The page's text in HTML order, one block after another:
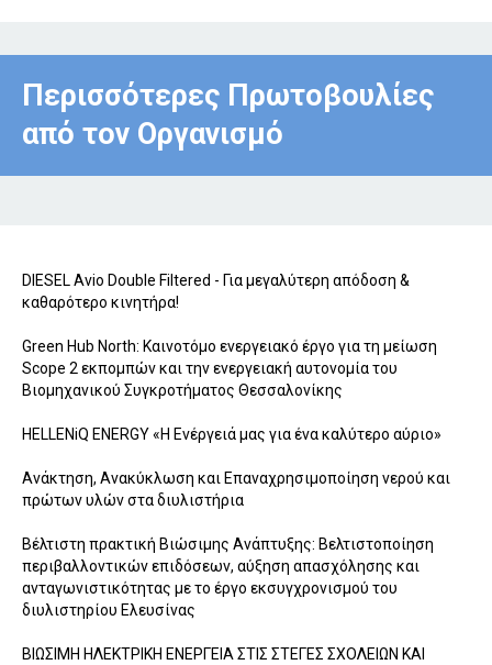
Περισσότερες Πρωτοβουλίες
από τον Οργανισμό
DIESEL Avio Double Filtered - Για μεγαλύτερη απόδοση &
καθαρότερο κινητήρα!
Green Hub North: Καινοτόμο ενεργειακό έργο για τη μείωση
Scope 2 εκπομπών και την ενεργειακή αυτονομία του
Βιομηχανικού Συγκροτήματος Θεσσαλονίκης
HELLENiQ ENERGY «Η Ενέργειά μας για ένα καλύτερο αύριο»
Ανάκτηση, Ανακύκλωση και Επαναχρησιμοποίηση νερού και
πρώτων υλών στα διυλιστήρια
Βέλτιστη πρακτική Βιώσιμης Ανάπτυξης: Βελτιστοποίηση
περιβαλλοντικών επιδόσεων, αύξηση απασχόλησης και
ανταγωνιστικότητας με το έργο εκσυγχρονισμού του
διυλιστηρίου Ελευσίνας
ΒΙΩΣΙΜΗ ΗΛΕΚΤΡΙΚΗ ΕΝΕΡΓΕΙΑ ΣΤΙΣ ΣΤΕΓΕΣ ΣΧΟΛΕΙΩΝ ΚΑΙ